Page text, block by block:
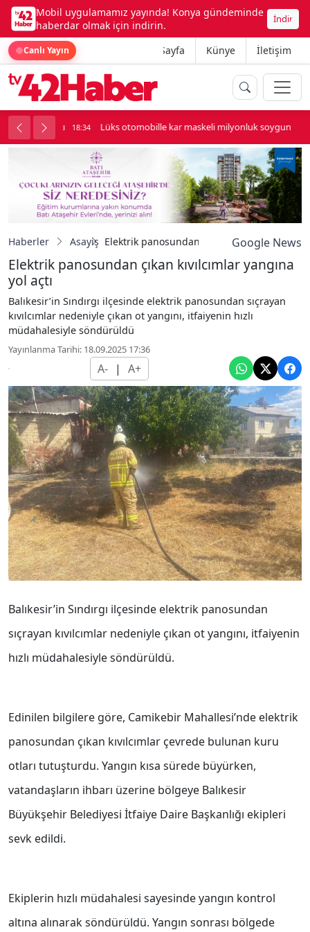
Mobil uygulamamız yayında! Konya gündeminde
haberdar olmak için indirin.
İndir
Canlı Yayın Ana Sayfa Künye İletişim
kavga çıktı 18:34 Lüks otomobille kar maskeli milyonluk soygun
Haberler Asayiş Elektrik panosundan çıkan kıvılcımlar
Google News
Elektrik panosundan çıkan kıvılcımlar yangına
yol açtı
Balıkesir’in Sındırgı ilçesinde elektrik panosundan sıçrayan
kıvılcımlar nedeniyle çıkan ot yangını, itfaiyenin hızlı
müdahalesiyle söndürüldü
Yayınlanma Tarihi: 18.09.2025 17:36
A- | A+
Balıkesir’in Sındırgı ilçesinde elektrik panosundan
sıçrayan kıvılcımlar nedeniyle çıkan ot yangını, itfaiyenin
hızlı müdahalesiyle söndürüldü.
Edinilen bilgilere göre, Camikebir Mahallesi’nde elektrik
panosundan çıkan kıvılcımlar çevrede bulunan kuru
otları tutuşturdu. Yangın kısa sürede büyürken,
vatandaşların ihbarı üzerine bölgeye Balıkesir
Büyükşehir Belediyesi İtfaiye Daire Başkanlığı ekipleri
sevk edildi.
Ekiplerin hızlı müdahalesi sayesinde yangın kontrol
altına alınarak söndürüldü. Yangın sonrası bölgede